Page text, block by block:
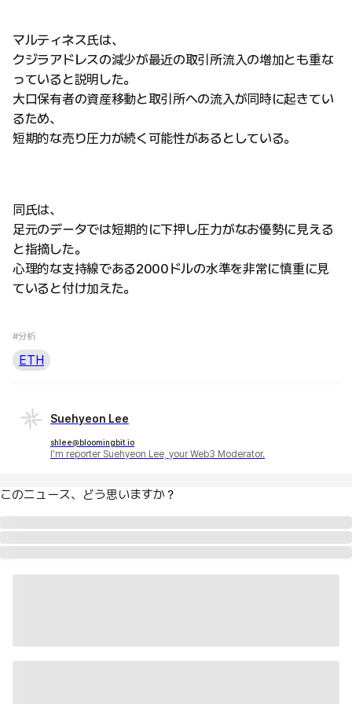
マルティネス氏は、
クジラアドレスの減少が最近の取引所流入の増加とも重な
っていると説明した。
大口保有者の資産移動と取引所への流入が同時に起きてい
るため、
短期的な売り圧力が続く可能性があるとしている。
同氏は、
足元のデータでは短期的に下押し圧力がなお優勢に見える
と指摘した。
心理的な支持線である2000ドルの水準を非常に慎重に見
ていると付け加えた。
#分析
ETH
Suehyeon Lee
shlee@bloomingbit.io
I'm reporter Suehyeon Lee, your Web3 Moderator.
このニュース、どう思いますか？